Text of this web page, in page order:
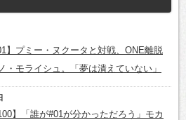
】プミー・ヌクータと対戦、ONE離脱
・モライシュ。「夢は潰えていない」
】「誰が#01が分かっただろう」モカ